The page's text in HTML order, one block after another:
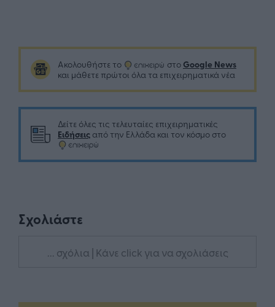
Ακολουθήστε το στο Google News
και μάθετε πρώτοι όλα τα επιχειρηματικά νέα
Δείτε όλες τις τελευταίες επιχειρηματικές
Ειδήσεις από την Ελλάδα και τον κόσμο στο
Σχολιάστε
... σχόλια | Κάνε click για να σχολιάσεις